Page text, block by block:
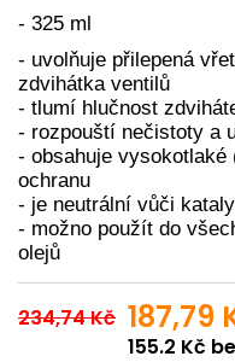
- 325 ml
- uvolňuje přilepená
zdvihátka ventilů
- tlumí hlučnost
- rozpouští nečistoty a
- obsahuje
ochranu
- je neutrální vůči
- možno použít do
olejů
234,74 Kč 187,79
155.2 Kč